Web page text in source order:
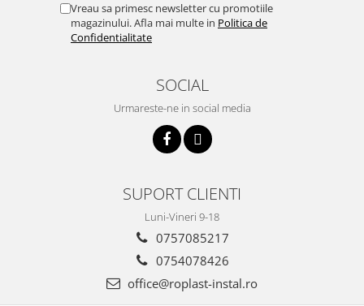
Automatizare
Banda perimetrala
Pachete incalzire in pardoseala
Produse Amenajare Baie
Vreau sa primesc newsletter cu promotiile
magazinului. Afla mai multe in Politica de
Confidentialitate
SOCIAL
Urmareste-ne in social media
SUPORT CLIENTI
Luni-Vineri 9-18
0757085217
0754078426
office@roplast-instal.ro